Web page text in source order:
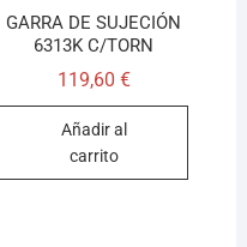
GARRA DE SUJECIÓN
6313K C/TORN
119,60 €
Añadir al
carrito